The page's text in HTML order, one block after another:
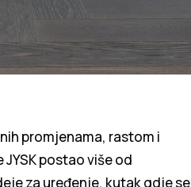
promjenama, rastom i
postao više od
za uređenje, kutak gdje se